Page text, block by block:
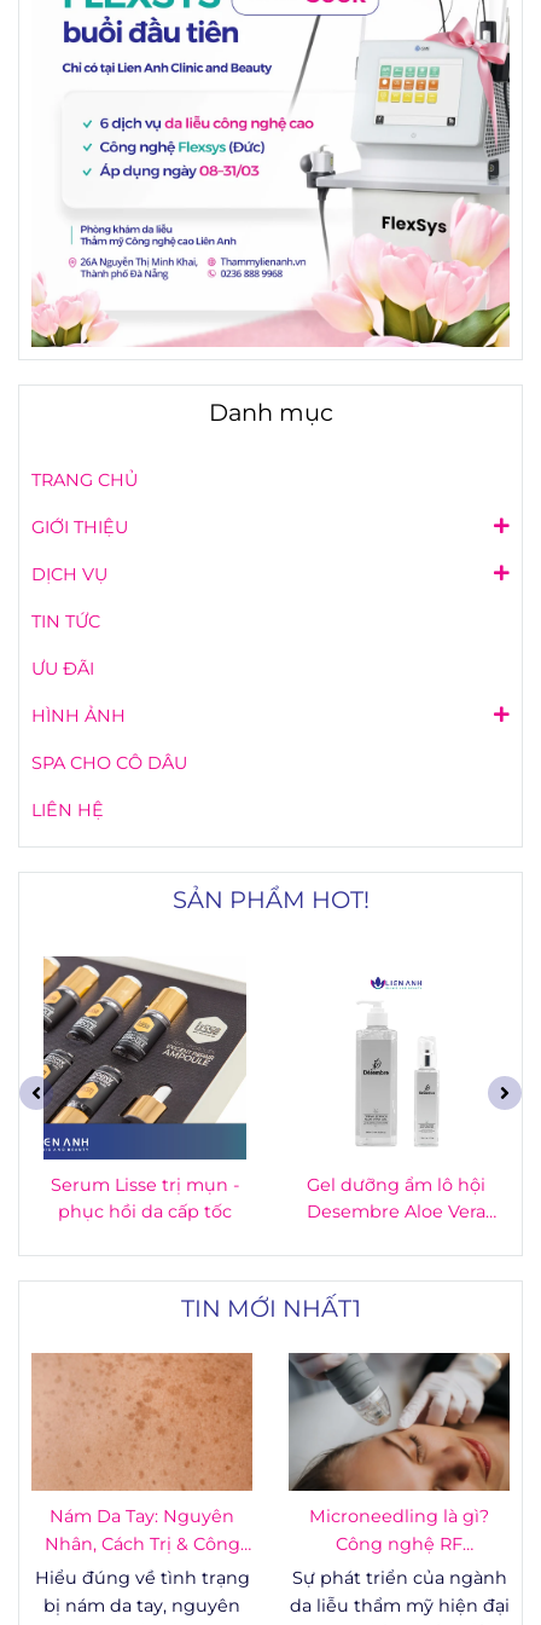
Danh mục
TRANG CHỦ
GIỚI THIỆU
DỊCH VỤ
TIN TỨC
ƯU ĐÃI
HÌNH ẢNH
SPA CHO CÔ DÂU
LIÊN HỆ
SẢN PHẨM HOT!
Serum Lisse trị mụn -
phục hồi da cấp tốc
Gel dưỡng ẩm lô hội
Desembre Aloe Vera
TIN MỚI NHẤT1
Nám Da Tay: Nguyên
Nhân, Cách Trị & Công
Nghệ
Hiểu đúng về tình trạng
bị nám da tay, nguyên
Microneedling là gì?
Công nghệ RF
Microneedling - vi kim
RF
Sự phát triển của ngành
da liễu thẩm mỹ hiện đại